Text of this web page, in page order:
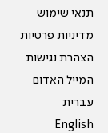
תנאי שימוש
מדיניות פרטיות
הצהרת נגישות
המייל האדום
עברית
English